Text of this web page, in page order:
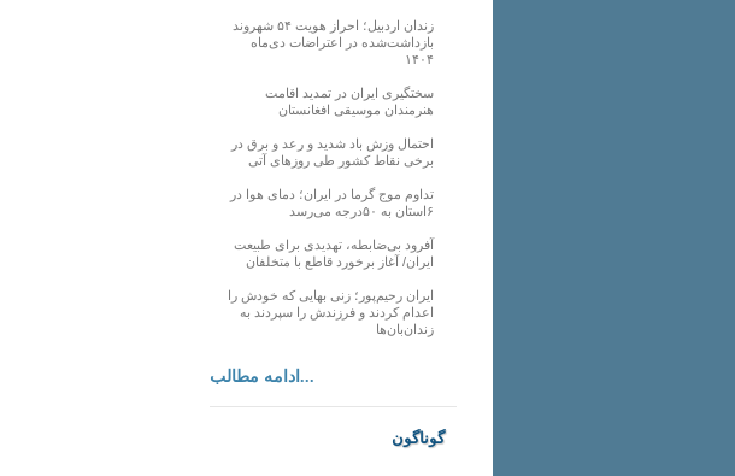
زندان اردبیل؛ احراز هویت ۵۴ شهروند
بازداشت‌شده در اعتراضات دی‌ماه
۱۴۰۴
سختگیری ایران در تمدید اقامت
هنرمندان موسیقی افغانستان
احتمال وزش باد شدید و رعد و برق در
برخی نقاط کشور طی روزهای آتی
تداوم موج گرما در ایران؛ دمای هوا در
۶استان به ۵۰درجه می‌رسد
آفرود بی‌ضابطه، تهدیدی برای طبیعت
ایران/ آغاز برخورد قاطع با متخلفان
ایران رحیم‌پور؛ زنی بهایی که خودش را
اعدام کردند و فرزندش را سپردند به
زندان‌بان‌ها
ادامه مطالب...
گوناگون